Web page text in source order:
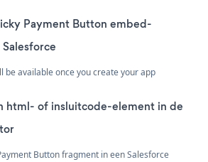
Payment Button embed-
be available once you create your app
html- of insluitcode-element in de
Button fragment in een Salesforce